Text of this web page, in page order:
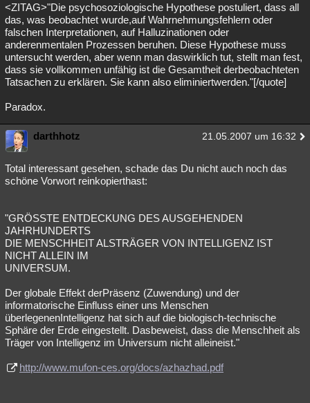
<ZITAG>"Die psychosoziologische Hypothese postuliert, dass all
das, was beobachtet wurde,auf Wahrnehmungsfehlern oder
falschen Interpretationen, auf Halluzinationen oder
anderenmentalen Prozessen beruhen. Diese Hypothese muss
untersucht werden, aber wenn man daswirklich tut, stellt man fest,
dass sie vollkommen unfähig ist die Gesamtheit derbeobachteten
Tatsachen zu erklären. Sie kann also eliminiertwerden."[/quote]
Paradox.
darthhotz 21.05.2007 um 16:32
Total interessant gesehen, schade das Du nicht auch noch das
schöne Vorwort reinkopierthast:
"GRÖSSTE ENTDECKUNG DES AUSGEHENDEN
JAHRHUNDERTS
DIE MENSCHHEIT ALSTRÄGER VON INTELLIGENZ IST
NICHT ALLEIN IM
UNIVERSUM.
Der globale Effekt derPräsenz (Zuwendung) und der
informatorische Einfluss einer uns Menschen
überlegenenIntelligenz hat sich auf die biologisch-technische
Sphäre der Erde eingestellt. Dasbeweist, dass die Menschheit als
Träger von Intelligenz im Universum nicht alleineist."
http://www.mufon-ces.org/docs/azhazhad.pdf